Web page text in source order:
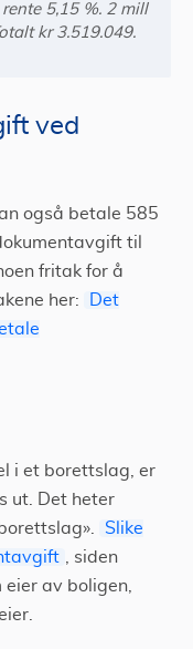
5,15 %. 2 mill
kr 3.519.049.
ved
også betale 585
til
fritak for å
her:
Det
i et borettslag, er
ut. Det heter
Slike
, siden
av boligen,